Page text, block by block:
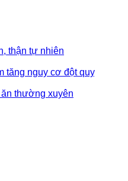
thận tự nhiên
tăng nguy cơ đột quỵ
thường xuyên